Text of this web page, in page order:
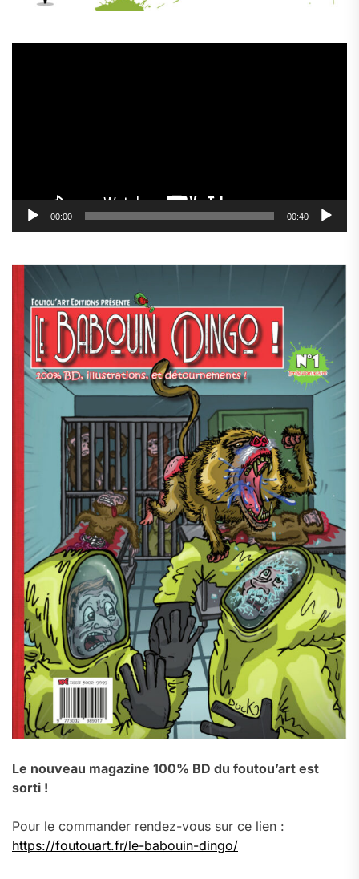
00:00 00:40
Le nouveau magazine 100% BD du foutou’art est
sorti !
Pour le commander rendez-vous sur ce lien :
https://foutouart.fr/le-babouin-dingo/